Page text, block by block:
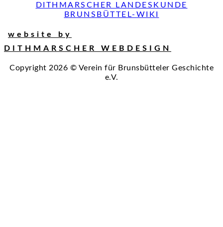
DITHMARSCHER LANDESKUNDE
BRUNSBÜTTEL-WIKI
website by
DITHMARSCHER WEBDESIGN
Copyright 2026 © Verein für Brunsbütteler Geschichte
e.V.